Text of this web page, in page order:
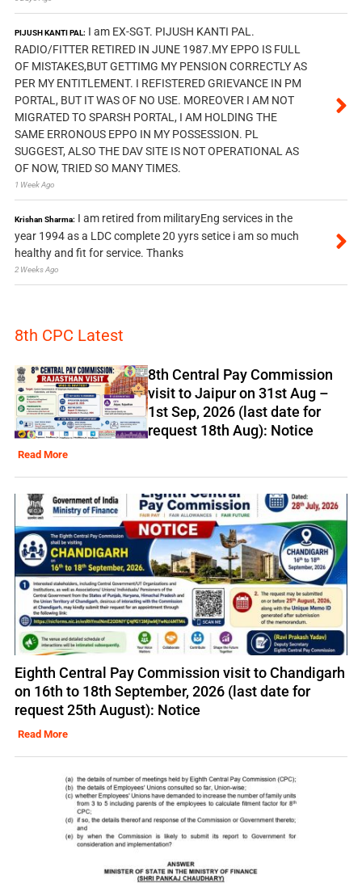
PIJUSH KANTI PAL: I am EX-SGT. PIJUSH KANTI PAL.
RADIO/FITTER RETIRED IN JUNE 1987.MY EPPO IS FULL
OF MISTAKES,BUT GETTIMG MY PENSION CORRECTLY AS
PER MY ENTITLEMENT. I REFISTERED GRIEVANCE IN PM
PORTAL, BUT IT WAS OF NO USE. MOREOVER I AM NOT
MIGRATED TO SPARSH PORTAL, I AM HOLDING THE
SAME ERRONOUS EPPO IN MY POSSESSION. PL
SUGGEST, ALSO THE DAV SITE IS NOT OPERATIONAL AS
OF NOW, TRIED SO MANY TIMES.
1 Week Ago
Krishan Sharma: I am retired from militaryEng services in the
year 1994 as a LDC complete 20 yyrs setice i am so much
healthy and fit for service. Thanks
2 Weeks Ago
8th CPC Latest
8th Central Pay Commission
visit to Jaipur on 31st Aug –
1st Sep, 2026 (last date for
request 18th Aug): Notice
Read More
Eighth Central Pay Commission visit to Chandigarh
on 16th to 18th September, 2026 (last date for
request 25th August): Notice
Read More